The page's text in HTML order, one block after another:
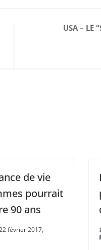
USA – LE
de vie
pourrait
90 ans
février 2017,